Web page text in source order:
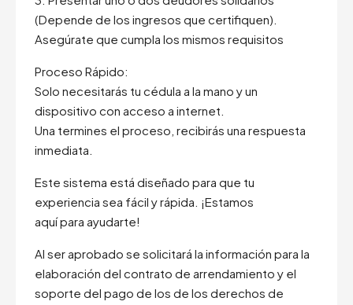
(Depende de los ingresos que certifiquen).
Asegúrate que cumpla los mismos requisitos
Proceso Rápido:
Solo necesitarás tu cédula a la mano y un
dispositivo con acceso a internet.
Una termines el proceso, recibirás una respuesta
inmediata.
Este sistema está diseñado para que tu
experiencia sea fácil y rápida. ¡Estamos
aquí para ayudarte!
Al ser aprobado se solicitará la información para la
elaboración del contrato de arrendamiento y el
soporte del pago de los de los derechos de